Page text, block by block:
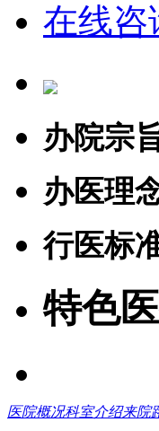
在线咨
办院宗
办医理
行医标
特色
医院概况科室介绍来院